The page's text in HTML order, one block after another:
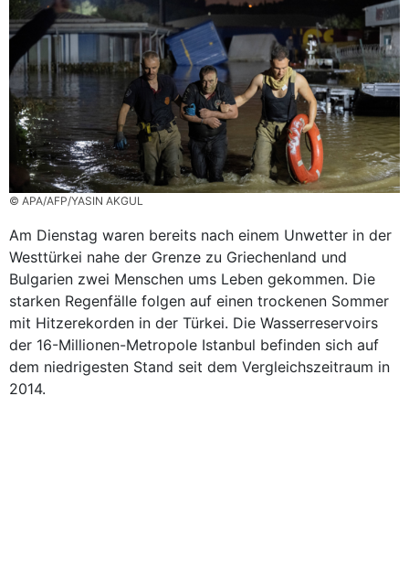
© APA/AFP/YASIN AKGUL
Am Dienstag waren bereits nach einem Unwetter in der
Westtürkei nahe der Grenze zu Griechenland und
Bulgarien zwei Menschen ums Leben gekommen. Die
starken Regenfälle folgen auf einen trockenen Sommer
mit Hitzerekorden in der Türkei. Die Wasserreservoirs
der 16-Millionen-Metropole Istanbul befinden sich auf
dem niedrigesten Stand seit dem Vergleichszeitraum in
2014.